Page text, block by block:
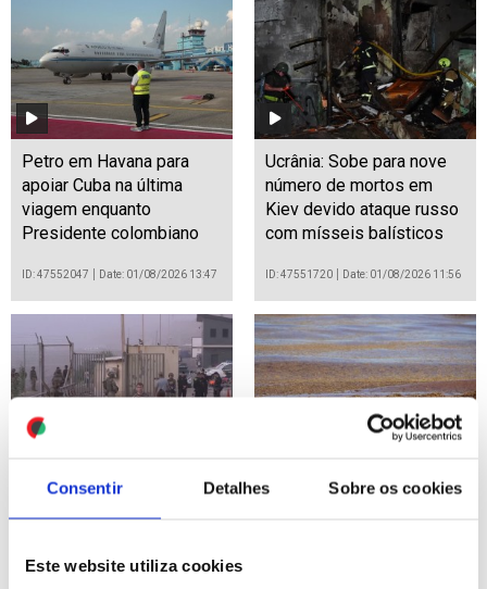
Consentir Detalhes Sobre os cookies
Este website utiliza cookies
Petro em Havana para
apoiar Cuba na última
viagem enquanto
Presidente colombiano
ID: 47552047 Date: 01/08/2026 13:47
Ucrânia: Sobe para nove
número de mortos em
Kiev devido ataque russo
com mísseis balísticos
ID: 47551720 Date: 01/08/2026 11:56
Migrações: Recuperados
Invasão recorde de